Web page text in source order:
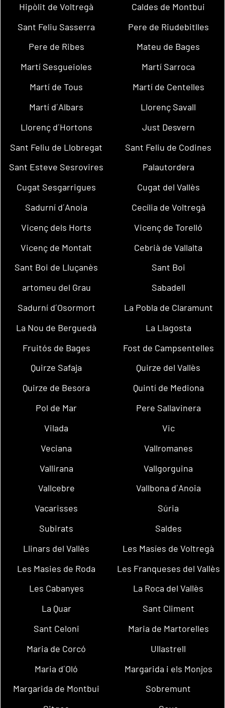
Hipòlit de Voltregà
Caldes de Montbui
Sant Feliu Sasserra
Pere de Riudebitlles
Pere de Ribes
Mateu de Bages
Martí Sesgueioles
Martí Sarroca
Martí de Tous
Martí de Centelles
Martí d´Albars
Llorenç Savall
Llorenç d´Hortons
Just Desvern
Sant Feliu de Llobregat
Sant Feliu de Codines
Sant Esteve Sesrovires
Palautordera
Cugat Sesgarrigues
Cugat del Vallès
Sadurní d´Anoia
Cecília de Voltregà
Vicenç dels Horts
Vicenç de Torelló
Vicenç de Montalt
Cebrià de Vallalta
Sant Boi de Lluçanès
Sant Boi
artomeu del Grau
Sabadell
Sadurní d´Osormort
La Pobla de Claramunt
La Nou de Berguedà
La Llagosta
Fruitós de Bages
Fost de Campsentelles
Quirze Safaja
Quirze del Vallès
Quirze de Besora
Quintí de Mediona
Pol de Mar
Pere Sallavinera
Vilada
Vic
Veciana
Vallromanes
Vallirana
Vallgorguina
Vallcebre
Vallbona d´Anoia
Vacarisses
Súria
Subirats
Saldes
Llinars del Vallès
Les Masíes de Voltregà
Les Masies de Roda
Les Franqueses del Vallès
Les Cabanyes
La Roca del Vallès
La Quar
Sant Climent
Sant Celoni
Maria de Martorelles
Maria de Corcó
Ullastrell
Maria d´Oló
Margarida i els Monjos
Margarida de Montbui
Sobremunt